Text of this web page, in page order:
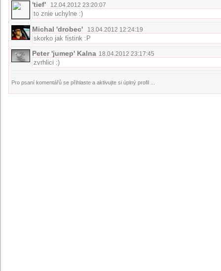
'tief' 12.04.2012 23:20:07
to znie uchylne :)
Michal 'drobec' 13.04.2012 12:24:19
skorko jak fistink :P
Peter 'jumep' Kalna 18.04.2012 23:17:45
zvrhlici :)
Pro psaní komentářů se přihlaste a aktivujte si úplný profil ...